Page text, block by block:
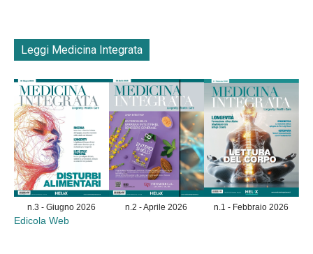
Leggi Medicina Integrata
n.3 - Giugno 2026 n.2 - Aprile 2026 n.1 - Febbraio 2026
Edicola Web